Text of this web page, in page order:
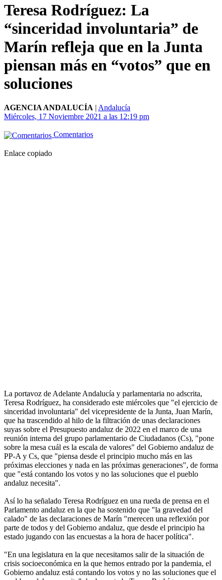
Teresa Rodríguez: La
“sinceridad involuntaria” de
Marín refleja que en la Junta
piensan más en “votos” que en
soluciones
AGENCIA ANDALUCÍA | Andalucía
Miércoles, 17 Noviembre 2021 a las 12:19 pm
Comentarios
Enlace copiado
La portavoz de Adelante Andalucía y parlamentaria no adscrita,
Teresa Rodríguez, ha considerado este miércoles que "el ejercicio de
sinceridad involuntaria" del vicepresidente de la Junta, Juan Marín,
que ha trascendido al hilo de la filtración de unas declaraciones
suyas sobre el Presupuesto andaluz de 2022 en el marco de una
reunión interna del grupo parlamentario de Ciudadanos (Cs), "pone
sobre la mesa cuál es la escala de valores" del Gobierno andaluz de
PP-A y Cs, que "piensa desde el principio mucho más en las
próximas elecciones y nada en las próximas generaciones", de forma
que "está contando los votos y no las soluciones que el pueblo
andaluz necesita".
Así lo ha señalado Teresa Rodríguez en una rueda de prensa en el
Parlamento andaluz en la que ha sostenido que "la gravedad del
calado" de las declaraciones de Marín "merecen una reflexión por
parte de todos y del Gobierno andaluz, que desde el principio ha
estado jugando con las encuestas a la hora de hacer política".
"En una legislatura en la que necesitamos salir de la situación de
crisis socioeconómica en la que hemos entrado por la pandemia, el
Gobierno andaluz está contando los votos y no las soluciones que el